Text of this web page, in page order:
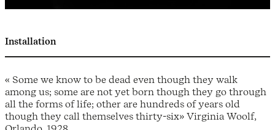
Installation
« Some we know to be dead even though they walk
among us; some are not yet born though they go through
all the forms of life; other are hundreds of years old
though they call themselves thirty-six» Virginia Woolf,